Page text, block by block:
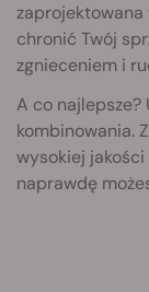
chronić Twój
zgnieceniem i
A co
kombinowania.
wysokiej jakości
naprawdę